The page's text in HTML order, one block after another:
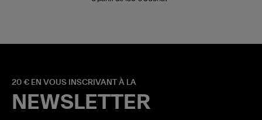
20 € EN VOUS INSCRIVANT À LA
NEWSLETTER